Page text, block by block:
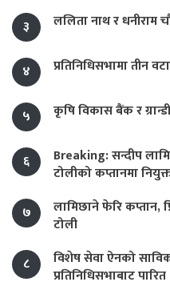
३
ललिता नाथ र धनीराम
४ प्रतिनिधिसभामा तीन
५ कृषि विकास बैंक र
६
Breaking: सन्दीप
टोलीको कप्तानमा
७
लामिछाने फेरि कप्तान,
टोली
८
विशेष सेवा ऐनको
प्रतिनिधिसभाबाट पारित